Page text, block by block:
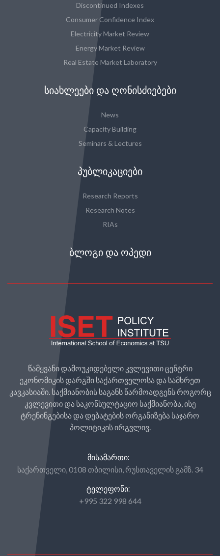
Discontinued Indexes
Consumer Confidence Index
Electricity Market Review
Energy Market Review
Real Estate Market Laboratory
ᲡᲘᲐᲮᲚᲔᲔᲑᲘ ᲓᲐ ᲦᲝᲜᲘᲡᲫᲘᲔᲑᲔᲑᲘ
News
Capacity Building
Seminars & Lectures
ᲞᲣᲑᲚᲘᲙᲐᲪᲘᲔᲑᲘ
Research Reports
Research Notes
RIAs
ᲑᲚᲝᲒᲘ ᲓᲐ ᲝᲞᲔᲓᲘ
წამყვანი დამოუკიდებელი კვლევითი ცენტრი
ეკონომიკის დარგში საქართველოსა და სამხრეთ
კავკასიაში. საქმიანობის საგანს წარმოადგენს როგორც
კვლევითი და საკონსულტაციო საქმიანობა, ისე
ტრენინგებისა და დებატების ორგანიზება საჯარო
პოლიტიკის ირგვლივ.
ᲛᲘᲡᲐᲛᲐᲠᲗᲘ:
საქართველი, 0108 თბილისი, რუსთაველის გამზ. 34
ᲢᲔᲚᲔᲤᲝᲜᲘ:
+995 322 998 644